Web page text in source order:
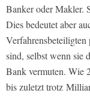
Banker oder Makler.
Dies bedeutet aber
Verfahrensbeteiligten
sind, selbst wenn sie
Bank vermuten. Wie
bis zuletzt trotz